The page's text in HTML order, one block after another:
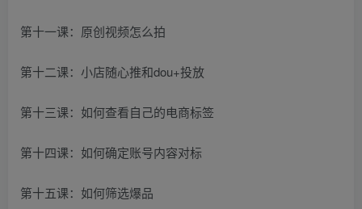
第十一课：原创视频怎么拍
第十二课：小店随心推和dou+投放
第十三课：如何查看自己的电商标签
第十四课：如何确定账号内容对标
第十五课：如何筛选爆品